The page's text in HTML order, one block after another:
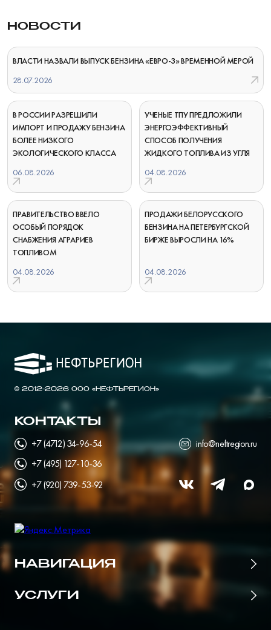
НОВОСТИ
В РОССИИ РАЗРЕШИЛИ
ИМПОРТ И ПРОДАЖУ БЕНЗИНА
БОЛЕЕ НИЗКОГО
ЭКОЛОГИЧЕСКОГО КЛАССА
06.08.2026
УЧЕНЫЕ ТПУ ПРЕДЛОЖИЛИ
ЭНЕРГОЭФФЕКТИВНЫЙ
СПОСОБ ПОЛУЧЕНИЯ
ЖИДКОГО ТОПЛИВА ИЗ УГЛЯ
04.08.2026
ПРАВИТЕЛЬСТВО ВВЕЛО
ОСОБЫЙ ПОРЯДОК
СНАБЖЕНИЯ АГРАРИЕВ
ТОПЛИВОМ
04.08.2026
ПРОДАЖИ БЕЛОРУССКОГО
БЕНЗИНА НА ПЕТЕРБУРГСКОЙ
БИРЖЕ ВЫРОСЛИ НА 16%
04.08.2026
ВЛАСТИ НАЗВАЛИ ВЫПУСК БЕНЗИНА «ЕВРО-3» ВРЕМЕННОЙ МЕРОЙ
28.07.2026
© 2012-2026 ООО «НЕФТЬРЕГИОН»
НАВИГАЦИЯ
УСЛУГИ
КОНТАКТЫ
+7 (4712) 34-96-54
+7 (495) 127-10-36
+7 (920) 739-53-92
info@neftregion.ru